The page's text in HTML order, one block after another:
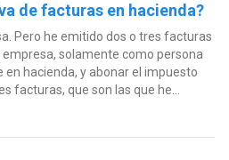
de facturas en hacienda?
Pero he emitido dos o tres facturas
empresa, solamente como persona
hacienda, y abonar el impuesto
facturas, que son las que he...